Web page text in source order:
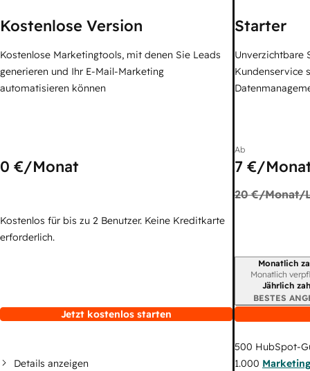
Kostenlose Version
Kostenlose Marketingtools, mit denen Sie Leads
generieren und Ihr E-Mail-Marketing
automatisieren können
0 €/Monat
Kostenlos für bis zu 2 Benutzer. Keine Kreditkarte
erforderlich.
Jetzt kostenlos starten
Details anzeigen
Starter
Unverzichtbare
Kundenservice
Ab
7 €/
20 €/Monat/
Monatlich
Monatlich
Jährlich
BESTES
500 HubSpot-
1.000